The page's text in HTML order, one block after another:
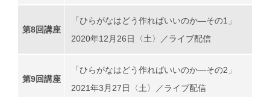
第8回講座
「ひらがなはどう作ればいいのか―その1」
2020年12月26日〈土〉／ライブ配信
第9回講座
「ひらがなはどう作ればいいのか―その2」
2021年3月27日〈土〉／ライブ配信